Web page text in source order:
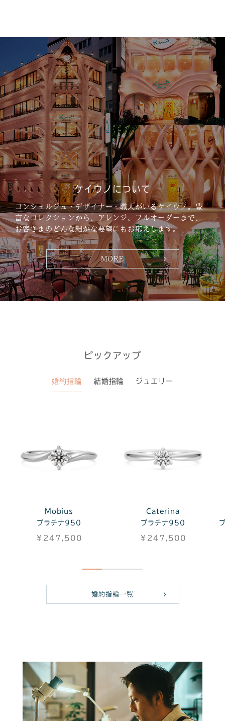
ケイウノについて
コンシェルジュ・デザイナー・職人がいるケイウノ。豊
富なコレクションから、アレンジ、フルオーダーまで、
お客さまのどんな細かな要望にもお応えします。
MORE
ピックアップ
婚約指輪 結婚指輪 ジュエリー
Mobius
プラチナ950
￥247,500
Caterina
プラチナ950
￥247,500
婚約指輪一覧
Luminare
プラチナ950×K18ピンクゴ
ールド/イエローゴールド
Calore
プラチナ950×K18ピンクゴ
ールド/イエローゴールド
Naturale
K18イエローゴールド,ダイヤ
モンド原石
Il nesso
K18イエローゴール
Pt950,Dia0.02ct